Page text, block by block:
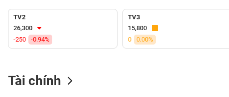
TV2
26,300
-250
-0.94%
TV3
15,800
0
0.00%
Tài chính
(-)
VS-
SECTOR